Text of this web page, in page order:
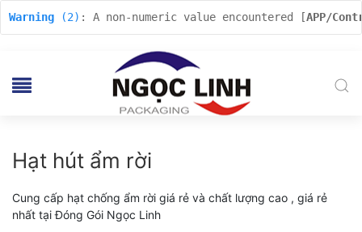
Warning (2) : A non-numeric value encountered [APP/
Hạt hút ẩm rời
Cung cấp hạt chống ẩm rời giá rẻ và chất lượng cao , giá rẻ
nhất tại Đóng Gói Ngọc Linh